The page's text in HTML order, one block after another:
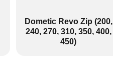
Dometic Revo Zip (200,
240, 270, 310, 350, 400,
450)